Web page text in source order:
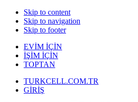
Skip to content
Skip to navigation
Skip to footer
EVİM İÇİN
İŞİM İÇİN
TOPTAN
TURKCELL.COM.TR
GİRİŞ